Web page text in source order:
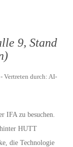
9, Stand
Vertreten durch: AI-
IFA zu besuchen.
HUTT
die Technologie